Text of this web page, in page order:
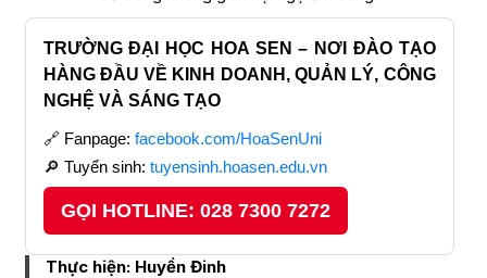
TRƯỜNG ĐẠI HỌC HOA SEN – NƠI ĐÀO TẠO
HÀNG ĐẦU VỀ KINH DOANH, QUẢN LÝ, CÔNG
NGHỆ VÀ SÁNG TẠO
🔗 Fanpage: facebook.com/HoaSenUni
🔎 Tuyển sinh: tuyensinh.hoasen.edu.vn
GỌI HOTLINE: 028 7300 7272
Thực hiện: Huyền Đinh